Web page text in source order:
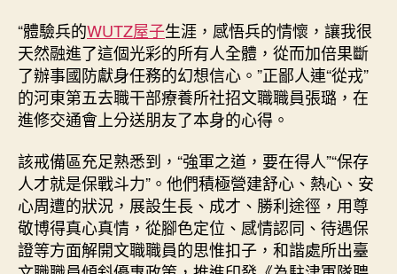
“體驗兵的WUTZ屋子生涯，感悟兵的情懷，讓我很
天然融進了這個光彩的所有人全體，從而加倍果斷
了辦事國防獻身任務的幻想信心。”正鄙人連“從戎”
的河東第五去職干部療養所社招文職職員張璐，在
進修交通會上分送朋友了本身的心得。
該戒備區充足熟悉到，“強軍之道，要在得人”“保存
人才就是保戰斗力”。他們積極營建舒心、熱心、安
心周遭的狀況，展設生長、成才、勝利途徑，用尊
敬博得真心真情，從腳色定位、感情認同、待遇保
證等方面解開文職職員的思惟扣子，和諧處所出臺